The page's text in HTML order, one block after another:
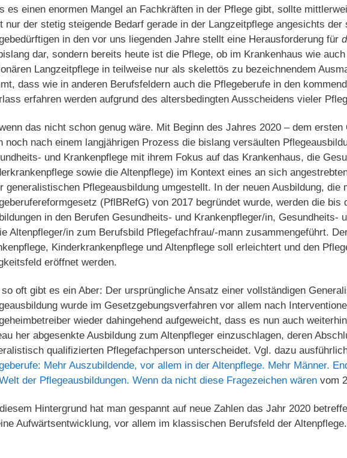
es einen enormen Mangel an Fachkräften in der Pflege gibt, sollte
nur der stetig steigende Bedarf gerade in der Langzeitpflege angesichts der
in den vor uns liegenden Jahre stellt eine Herausforderung für
dar, sondern bereits heute ist die Pflege, ob im Krankenhaus wie
Langzeitpflege in teilweise nur als skelettös zu bezeichnendem
dass wie in anderen Berufsfeldern auch die Pflegeberufe in den
erfahren werden aufgrund des altersbedingten Ausscheidens vieler
das nicht schon genug wäre. Mit Beginn des Jahres 2020 – dem ersten
noch nach einem langjährigen Prozess die bislang versäulten
und Krankenpflege mit ihrem Fokus auf das Krankenhaus, die
sowie die Altenpflege) im Kontext eines an sich
generalistischen Pflegeausbildung umgestellt. In der neuen Ausbildung, die
(PflBRefG) von 2017 begründet wurde, werden die bis
in den Berufen Gesundheits- und Krankenpfleger/in, Gesundheits-
Altenpfleger/in zum Berufsbild Pflegefachfrau/-mann zusammengeführt.
Kinderkrankenpflege und Altenpflege soll erleichtert und den
eröffnet werden.
oft gibt es ein Aber: Der ursprüngliche Ansatz einer vollständigen
wurde im Gesetzgebungsverfahren vor allem nach
wieder dahingehend aufgeweicht, dass es nun auch
her abgesenkte Ausbildung zum Altenpfleger einzuschlagen, deren
qualifizierten Pflegefachperson unterscheidet. Vgl. dazu
Mehr Auszubildende, vor allem in der Altenpflege. Mehr Männer.
der Pflegeausbildungen. Wenn da nicht diese Fragezeichen wären vom
Hintergrund hat man gespannt auf neue Zahlen das Jahr 2020
Aufwärtsentwicklung, vor allem im klassischen Berufsfeld der Altenpflege.